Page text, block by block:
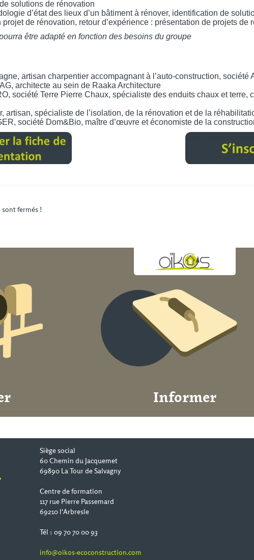
solutions de rénovation
d’état des lieux d’un bâtiment à rénover, identification de
projet de rénovation, retour d’expérience : présentation de projets de
être adapté en fonction des besoins du groupe
artisan charpentier accompagnant à l’auto-construction, société
architecte au sein de Raaka Architecture
société Terre Pierre Chaux, spécialiste des enduits chaux et terre,
artisan, spécialiste de l’isolation, de la rénovation et de la
société Dom&Bio, maître d’œuvre et économiste de la
fermés !
Informer
Siège social
60 Chemin du Jacquemet
69890 La Tour de Salvagny
Centre de formation
117 rue Pierre Passemard
69210 l'Arbresle
Tél : 09 70 70 00 93
info@oikos-ecoconstruction.com